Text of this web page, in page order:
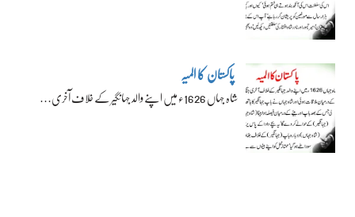
پاکستان کا المیہ
شاہ جہاں 1626ء میں اپنے والد جہانگیر کے خلاف آخری…